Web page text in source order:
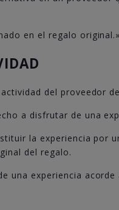
en el regalo original.»
del proveedor
a disfrutar de una
la experiencia por
del regalo.
experiencia acorde